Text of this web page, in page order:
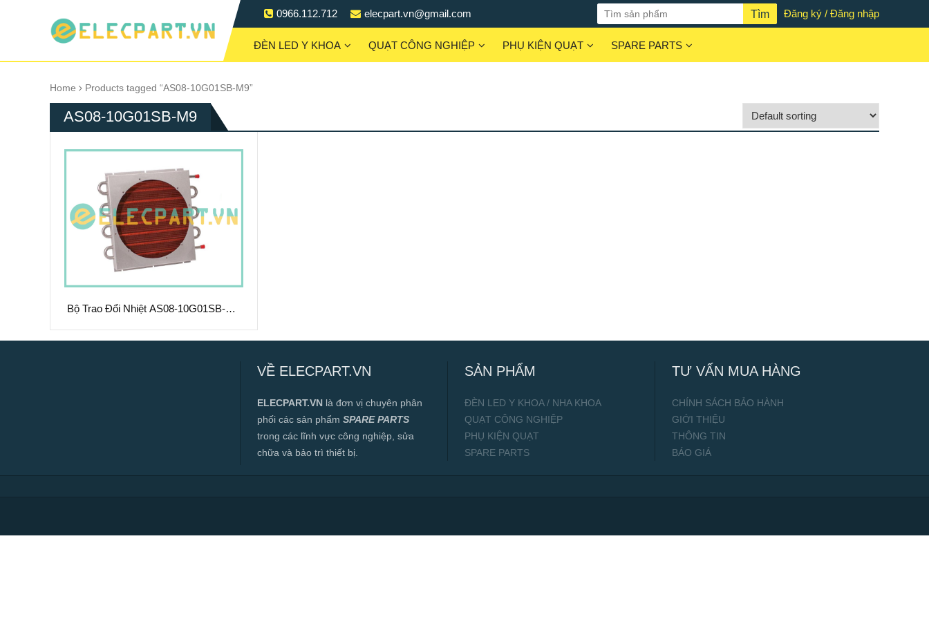
0966.112.712 elecpart.vn@gmail.com Đăng ký / Đăng nhập
ĐÈN LED Y KHOA QUẠT CÔNG NGHIỆP PHỤ KIỆN QUẠT SPARE PARTS
Home Products tagged “AS08-10G01SB-M9”
AS08-10G01SB-M9
Bộ Trao Đổi Nhiệt AS08-10G01SB-M9
VỀ ELECPART.VN
ELECPART.VN là đơn vị chuyên phân
phối các sản phẩm SPARE PARTS
trong các lĩnh vực công nghiệp, sửa
chữa và bảo trì thiết bị.
SẢN PHẨM
ĐÈN LED Y KHOA / NHA KHOA
QUẠT CÔNG NGHIỆP
PHỤ KIỆN QUẠT
SPARE PARTS
TƯ VẤN MUA HÀNG
CHÍNH SÁCH BẢO HÀNH
GIỚI THIỆU
THÔNG TIN
BÁO GIÁ